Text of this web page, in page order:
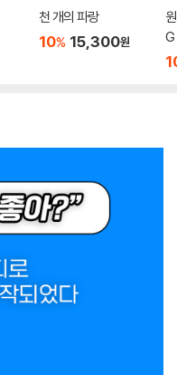
천 개의 파랑
10% 15,300원
G